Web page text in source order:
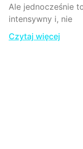
Ale jednocześnie
intensywny i, nie
Czytaj więcej